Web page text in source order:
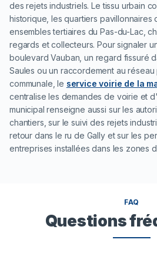
des rejets industriels. Le tissu urbain
historique, les quartiers pavillonnaires
ensembles tertiaires du Pas-du-Lac,
regards et collecteurs. Pour signaler
boulevard Vauban, un regard fissuré
Saules ou un raccordement au
communale, le service voirie de la
centralise les demandes de voirie et
municipal renseigne aussi sur les
chantiers, sur le suivi des rejets
retour dans le ru de Gally et sur les
entreprises installées dans les zones
FAQ
Questions